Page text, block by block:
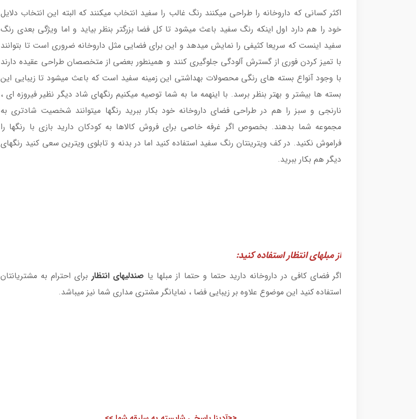
اکثر کسانی که داروخانه را طراحی میکنند رنگ غالب را سفید انتخاب میکنند که البته این انتخاب دلایل
خود را هم دارد اول اینکه رنگ سفید باعث میشود تا کل فضا بزرگتر بنظر بیاید و اما ویژگی بعدی رنگ
سفید اینست که سریعا کثیفی را نمایش میدهد و این برای فضایی مثل داروخانه ضروری است تا بتوانند
با تمیز کردن فوری از گسترش آلودگی جلوگیری کنند و همینطور بعضی از متخصصان طراحی عقیده دارند
با وجود آنواع بسته های رنگی محصولات بهداشتی این زمینه سفید است که باعث میشود تا زیبایی این
بسته ها بیشتر و بهتر بنظر برسد. با اینهمه ما به شما توصیه میکنیم رنگهای شاد دیگر نظیر فیروزه ای ،
نارنجی و سبز را هم در طراحی فضای داروخانه خود بکار ببرید رنگها میتوانند شخصیت شادتری به
مجموعه شما بدهند. بخصوص اگر غرفه خاصی برای فروش کالاها به کودکان دارید بازی با رنگها را
فراموش نکنید. در کف ویترینتان رنگ سفید استفاده کنید اما در بدنه و تابلوی ویترین سعی کنید رنگهای
دیگر هم بکار ببرید.
از مبلهای انتظار استفاده کنید:
اگر فضای کافی در داروخانه دارید حتما و حتما از مبلها یا صندلیهای انتظاربرای احترام به مشتریانتان
استفاده کنید این موضوع علاوه بر زیبایی فضا ، نمایانگر مشتری مداری شما نیز میباشد.